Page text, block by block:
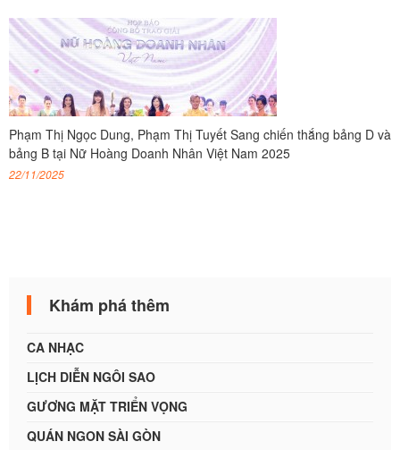
Phạm Thị Ngọc Dung, Phạm Thị Tuyết Sang chiến thắng bảng D và
bảng B tại Nữ Hoàng Doanh Nhân Việt Nam 2025
22/11/2025
Khám phá thêm
CA NHẠC
LỊCH DIỄN NGÔI SAO
GƯƠNG MẶT TRIỂN VỌNG
QUÁN NGON SÀI GÒN